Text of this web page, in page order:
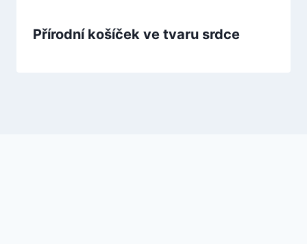
Přírodní košíček ve tvaru srdce